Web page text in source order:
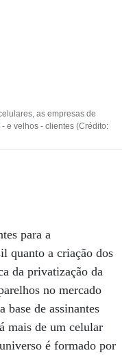
as empresas de
e velhos - clientes (Crédito:
para a
quanto a criação dos
da privatização da
no mercado
base de assinantes
mais de um celular
é formado por